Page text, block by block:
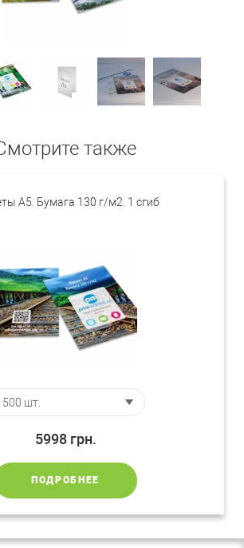
также
А5. Бумага 130 г/м2. 1 сгиб
5998 грн.
ПОДРОБНЕЕ